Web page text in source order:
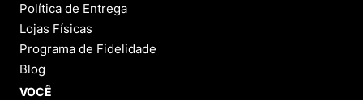
Política de Entrega
Lojas Físicas
Programa de Fidelidade
Blog
VOCÊ